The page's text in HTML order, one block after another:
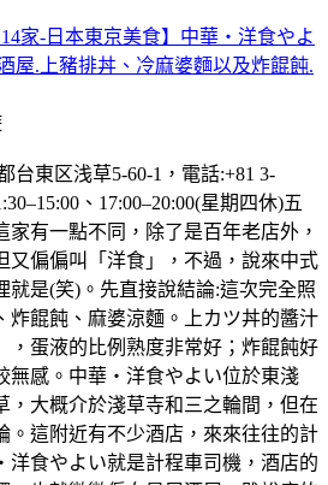
家-日本東京美食】中華・洋食やよ
屋.上豬排丼、冷麻婆麵以及炸餛飩.
台東区浅草5-60-1，電話:+81 3-
、17:00–20:00(星期四休)五
家有一點不同，除了是百年老店外，
又偏偏叫「洋食」，不過，說來中式
就是(笑)。先直接說結論:這次完全照
炸餛飩、麻婆涼麵。上カツ丼的醬汁
，蛋液的比例熟度非常好；炸餛飩好
無感。中華・洋食やよい位於東淺
，大概介於淺草寺和三之輪間，但在
。這附近有不少酒店，來來往往的計
洋食やよい就是計程車司機，酒店的